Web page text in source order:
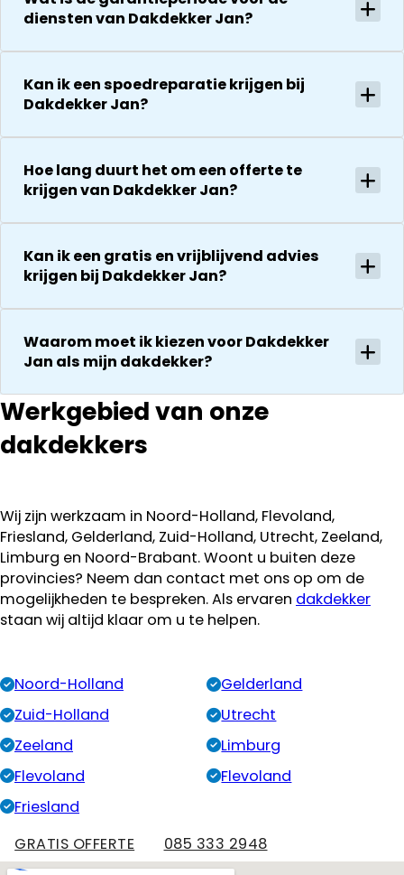
diensten van Dakdekker Jan?
Kan ik een spoedreparatie krijgen bij
Dakdekker Jan?
Hoe lang duurt het om een offerte te
krijgen van Dakdekker Jan?
Kan ik een gratis en vrijblijvend advies
krijgen bij Dakdekker Jan?
Waarom moet ik kiezen voor Dakdekker
Jan als mijn dakdekker?
Werkgebied van onze
dakdekkers
Wij zijn werkzaam in Noord-Holland, Flevoland,
Friesland, Gelderland, Zuid-Holland, Utrecht, Zeeland,
Limburg en Noord-Brabant. Woont u buiten deze
provincies? Neem dan contact met ons op om de
mogelijkheden te bespreken. Als ervaren dakdekker
staan wij altijd klaar om u te helpen.
Noord-Holland
Gelderland
Zuid-Holland
Utrecht
Zeeland
Limburg
Flevoland
Flevoland
Friesland
GRATIS OFFERTE
085 333 2948